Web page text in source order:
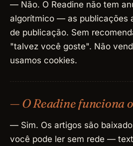
— Não. O Readine não tem
algorítmico — as publicações
de publicação. Sem
"talvez você goste". Não
usamos cookies.
— O Readine funciona
— Sim. Os artigos são
você pode ler sem rede —